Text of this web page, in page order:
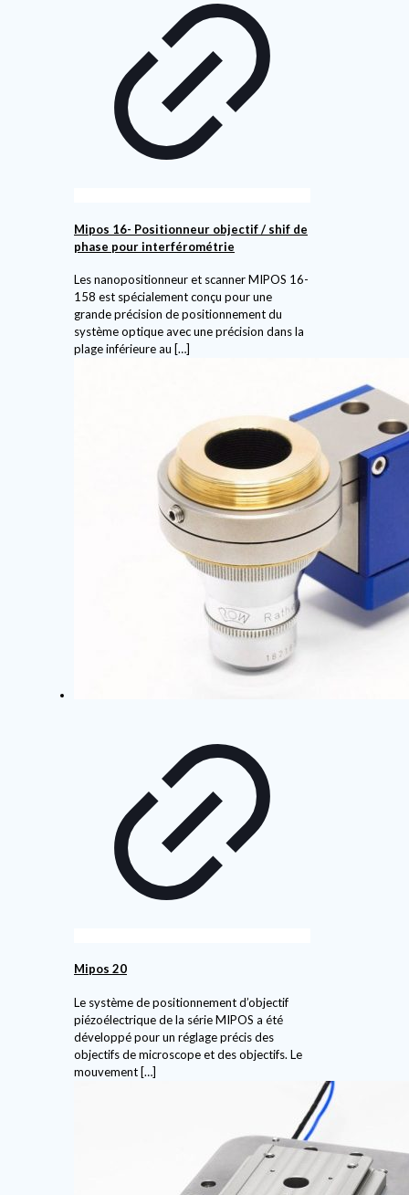
Mipos 16- Positionneur objectif / shif de
phase pour interférométrie
Les nanopositionneur et scanner MIPOS 16-
158 est spécialement conçu pour une
grande précision de positionnement du
système optique avec une précision dans la
plage inférieure au […]
Mipos 20
Le système de positionnement d’objectif
piézoélectrique de la série MIPOS a été
développé pour un réglage précis des
objectifs de microscope et des objectifs. Le
mouvement[…]